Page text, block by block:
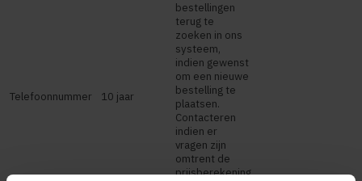
Telefoonnummer 10 jaar
bestellingen
terug te
zoeken in ons
systeem,
indien gewenst
om een nieuwe
bestelling te
plaatsen.
Contacteren
indien er
vragen zijn
omtrent de
prijsberekening